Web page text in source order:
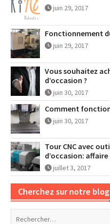
juin 29, 2017
Fonctionnement
juin 29, 2017
Vous souhaitez
d’occasion ?
juin 30, 2017
Comment
juin 30, 2017
Tour CNC avec
d’occasion:
juillet 3, 2017
Cherchez sur notre blog